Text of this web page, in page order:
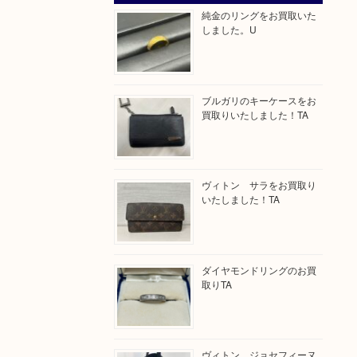
純金のリングをお買取いた
しました。U
ブルガリのキーケースをお
買取りいたしました！TA
ヴィトン サラをお買取り
いたしました！TA
ダイヤモンドリングのお買
取りTA